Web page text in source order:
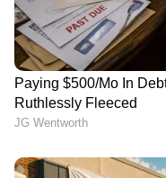
LATEST VIDEOS